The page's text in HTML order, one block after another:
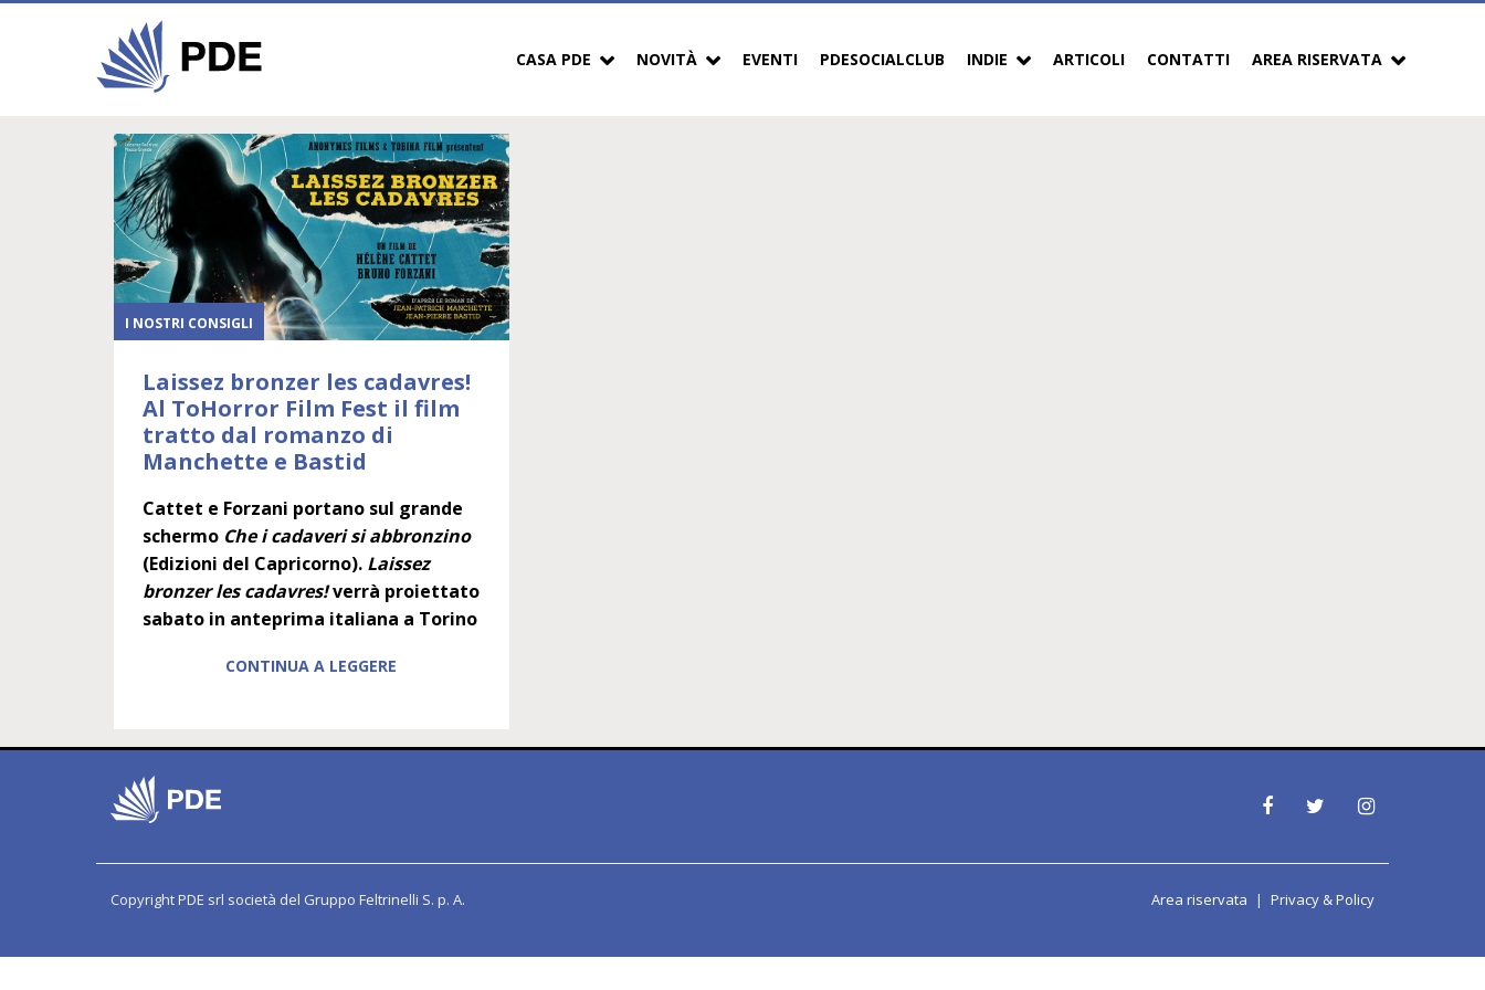
CASA PDE NOVITÀ EVENTI PDESOCIALCLUB INDIE ARTICOLI CONTATTI AREA RISERVATA
I NOSTRI CONSIGLI
Laissez bronzer les cadavres!
Al ToHorror Film Fest il film
tratto dal romanzo di
Manchette e Bastid
Cattet e Forzani portano sul grande
schermo Che i cadaveri si abbronzino
(Edizioni del Capricorno). Laissez
bronzer les cadavres!verrà proiettato
sabato in anteprima italiana a Torino
CONTINUA A LEGGERE
Copyright PDE srl società del Gruppo Feltrinelli S. p. A. Area riservata Privacy & Policy